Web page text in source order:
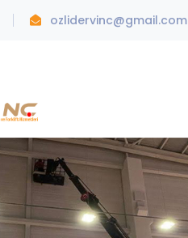
ozlidervinc@gmail.com